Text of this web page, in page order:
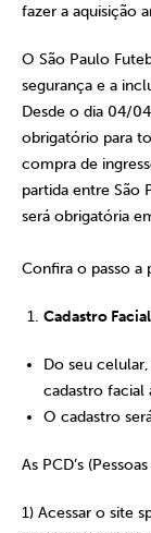
fazer a aquisição
O São Paulo
segurança e a
Desde o dia 04/
obrigatório para
compra de
partida entre São
será obrigatória
Confira o passo a
Cadastro Facial
Do seu
cadastro facial
O cadastro
As PCD’s
1) Acessar o site